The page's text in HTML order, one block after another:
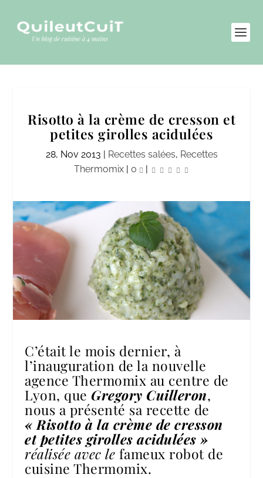
Risotto à la crème de cresson et
petites girolles acidulées
28, Nov 2013 | Recettes salées, Recettes
Thermomix | 0 |
C’était le mois dernier, à
l’inauguration de la nouvelle
agence Thermomix au centre de
Lyon, que Gregory Cuilleron,
nous a présenté sa recette de
« Risotto à la crème de cresson
et petites girolles acidulées »
réalisée avec le fameux robot de
cuisine Thermomix.